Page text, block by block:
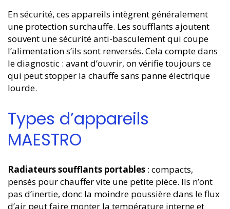
En sécurité, ces appareils intègrent généralement
une protection surchauffe. Les soufflants ajoutent
souvent une sécurité anti-basculement qui coupe
l’alimentation s’ils sont renversés. Cela compte dans
le diagnostic : avant d’ouvrir, on vérifie toujours ce
qui peut stopper la chauffe sans panne électrique
lourde.
Types d’appareils
MAESTRO
Radiateurs soufflants portables : compacts,
pensés pour chauffer vite une petite pièce. Ils n’ont
pas d’inertie, donc la moindre poussière dans le flux
d’air peut faire monter la température interne et